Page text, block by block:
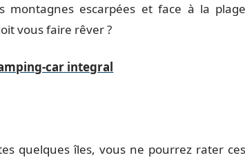
escarpées et face à la plage
vous faire rêver ?
car integral
quelques îles, vous ne pourrez rater ces